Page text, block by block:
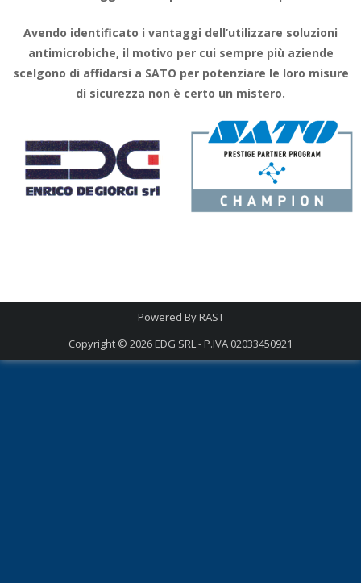
Avendo identificato i vantaggi dell’utilizzare soluzioni
antimicrobiche, il motivo per cui sempre più aziende
scelgono di affidarsi a SATO per potenziare le loro misure
di sicurezza non è certo un mistero.
Powered ByRAST
Copyright © 2026EDG SRL - P.IVA 02033450921